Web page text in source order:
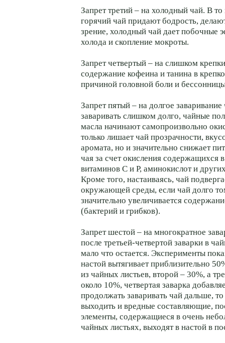
Запрет третий – на холодный чай. В
горячий чай придают бодрость,
зрение, холодный чай дает побочные
холода и скопление мокроты.
Запрет четвертый – на слишком
содержание кофеина и танина в
причиной головной боли и
Запрет пятый – на долгое
заваривать слишком долго, чайные
масла начинают самопроизвольно
только лишает чай прозрачности,
аромата, но и значительно снижает
чая за счет окисления содержащихся
витаминов С и Р, аминокислот и
Кроме того, настаиваясь, чай
окружающей среды, если чай долго
значительно увеличивается
(бактерий и грибков).
Запрет шестой – на многократное
после третьей-четвертой заварки в
мало что остается. Эксперименты
настой вытягивает приблизительно
из чайных листьев, второй – 30%, а
около 10%, четвертая заварка
продолжать заваривать чай дальше,
выходить и вредные составляющие,
элементы, содержащиеся в очень
чайных листьях, выходят в настой в